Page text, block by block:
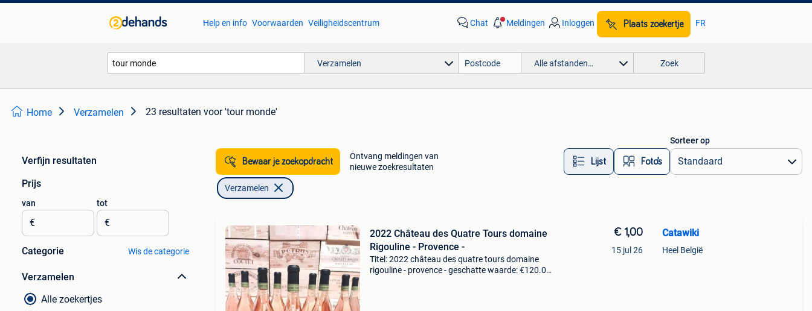
Help en info Voorwaarden Veiligheidscentrum Chat Meldingen Inloggen Plaats zoekertje FR
Verzamelen Alle afstanden… Zoek
Home Verzamelen 23 resultaten voor 'tour monde'
Verfijn resultaten
Prijs
van
€
tot
€
Categorie Wis de categorie
Verzamelen
Alle zoekertjes
Bewaar je zoekopdracht
Ontvang meldingen van
nieuwe zoekresultaten
Lijst Foto’s
Sorteer op
Verzamelen
2022 Château des Quatre Tours domaine
Rigouline - Provence -
Titel: 2022 château des quatre tours domaine
rigouline - provence - geschatte waarde: €120.0
€ 1,00
15 jul 26
Catawiki
Heel België